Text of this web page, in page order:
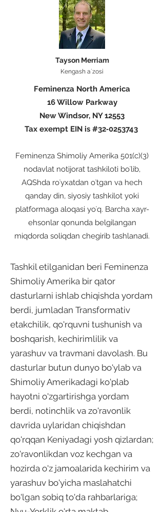
Tayson Merriam
Kengash aʼzosi
Feminenza North America
16 Willow Parkway
New Windsor, NY 12553
Tax exempt EIN is #32‐0253743
Feminenza Shimoliy Amerika 501(c)(3)
nodavlat notijorat tashkiloti boʻlib,
AQShda roʻyxatdan oʻtgan va hech
qanday din, siyosiy tashkilot yoki
platformaga aloqasi yoʻq. Barcha xayr-
ehsonlar qonunda belgilangan
miqdorda soliqdan chegirib tashlanadi.
Tashkil etilganidan beri Feminenza
Shimoliy Amerika bir qator
dasturlarni ishlab chiqishda yordam
berdi, jumladan Transformativ
etakchilik, qo'rquvni tushunish va
boshqarish, kechirimlilik va
yarashuv va travmani davolash. Bu
dasturlar butun dunyo bo'ylab va
Shimoliy Amerikadagi ko'plab
hayotni o'zgartirishga yordam
berdi, notinchlik va zo'ravonlik
davrida uylaridan chiqishdan
qo'rqqan Keniyadagi yosh qizlardan;
zo'ravonlikdan voz kechgan va
hozirda o'z jamoalarida kechirim va
yarashuv bo'yicha maslahatchi
bo'lgan sobiq to'da rahbarlariga;